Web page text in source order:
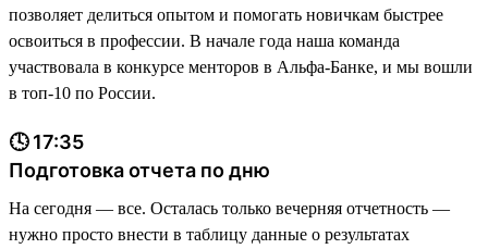
позволяет делиться опытом и помогать новичкам быстрее
освоиться в профессии. В начале года наша команда
участвовала в конкурсе менторов в Альфа-Банке, и мы вошли
в топ-10 по России.
🕓 17:35
Подготовка отчета по дню
На сегодня — все. Осталась только вечерняя отчетность —
нужно просто внести в таблицу данные о результатах